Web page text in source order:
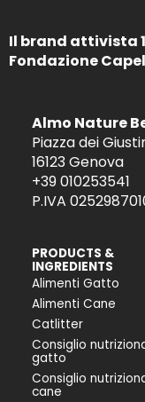
Il brand attivista
Fondazione
Almo Nature
Piazza dei
16123 Genova
+39 010253541
P.IVA
PRODUCTS &
INGREDIENTS
Alimenti Gatto
Alimenti Cane
Catlitter
Consiglio
gatto
Consiglio
cane